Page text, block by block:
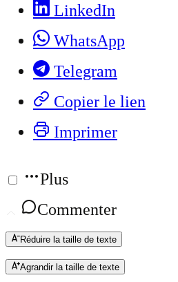
LinkedIn
WhatsApp
Telegram
Copier le lien
Imprimer
Plus
Commenter
Réduire la taille de texte
Agrandir la taille de texte